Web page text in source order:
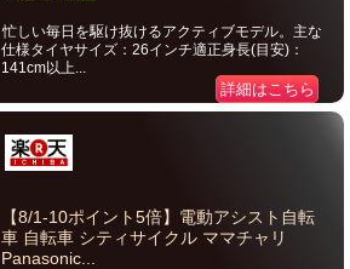
忙しい毎日を駆け抜けるアクティブモデル。主な
仕様タイヤサイズ：26インチ適正身長(目安)：
141cm以上...
詳細はこちら
【8/1-10ポイント5倍】電動アシスト自転
車 自転車 シティサイクル ママチャリ
Panasonic...